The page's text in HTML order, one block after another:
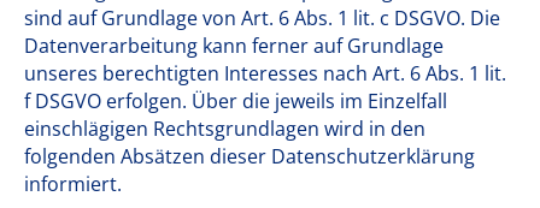
sind auf Grundlage von Art. 6 Abs. 1 lit. c DSGVO. Die
Datenverarbeitung kann ferner auf Grundlage
unseres berechtigten Interesses nach Art. 6 Abs. 1 lit.
f DSGVO erfolgen. Über die jeweils im Einzelfall
einschlägigen Rechtsgrundlagen wird in den
folgenden Absätzen dieser Datenschutzerklärung
informiert.